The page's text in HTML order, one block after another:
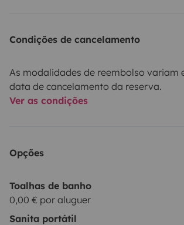
Condições de cancelamento
As modalidades de reembolso variam
data de cancelamento da reserva.
Ver as condições
Opções
Toalhas de banho
0,00 € por aluguer
Sanita portátil